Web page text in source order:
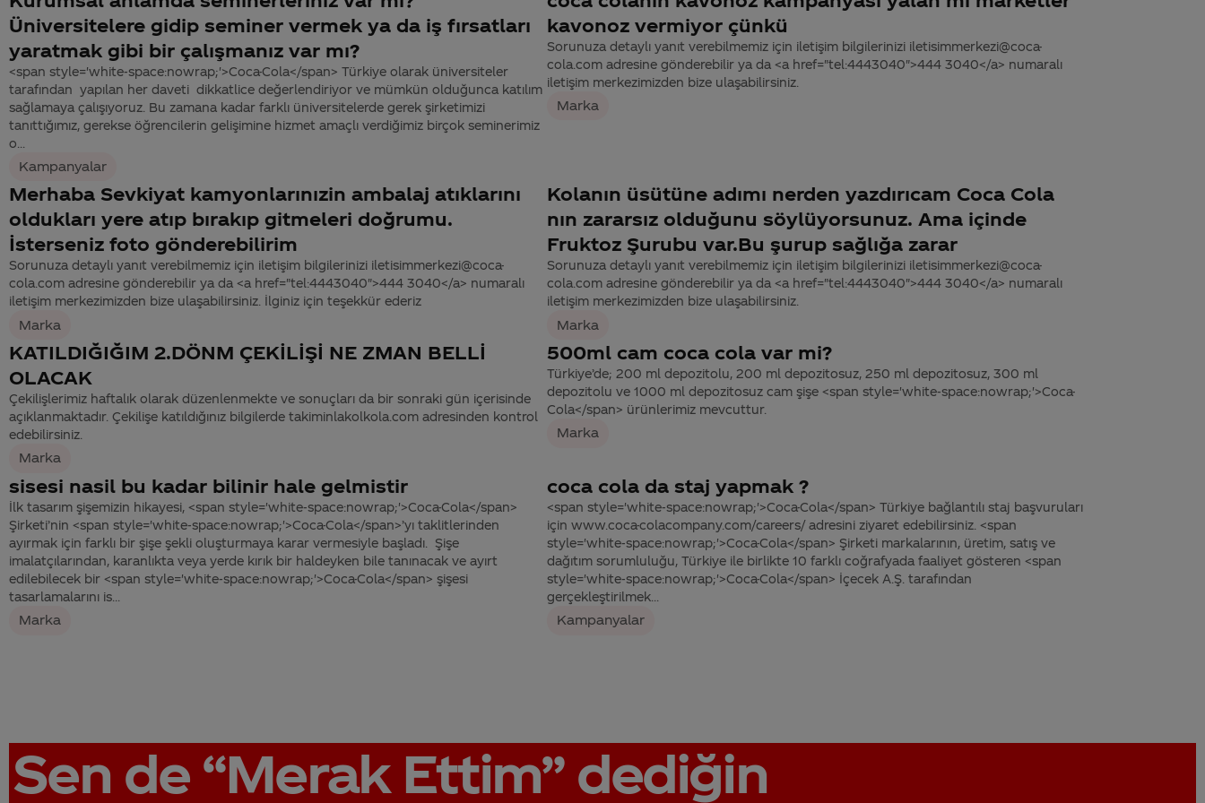
Üniversitelere gidip seminer vermek ya da iş fırsatları
yaratmak gibi bir çalışmanız var mı?
<span style='white-space:nowrap;'>Coca-Cola</span> Türkiye olarak üniversiteler
tarafından yapılan her daveti dikkatlice değerlendiriyor ve mümkün olduğunca katılım
sağlamaya çalışıyoruz. Bu zamana kadar farklı üniversitelerde gerek şirketimizi
tanıttığımız, gerekse öğrencilerin gelişimine hizmet amaçlı verdiğimiz birçok seminerimiz
o...
Kampanyalar
kavonoz vermiyor çünkü
Sorunuza detaylı yanıt verebilmemiz için iletişim bilgilerinizi iletisimmerkezi@coca-
cola.com adresine gönderebilir ya da <a href="tel:4443040">444 3040</a> numaralı
iletişim merkezimizden bize ulaşabilirsiniz.
Marka
Merhaba Sevkiyat kamyonlarınızin ambalaj atıklarını
oldukları yere atıp bırakıp gitmeleri doğrumu.
İsterseniz foto gönderebilirim
Sorunuza detaylı yanıt verebilmemiz için iletişim bilgilerinizi iletisimmerkezi@coca-
cola.com adresine gönderebilir ya da <a href="tel:4443040">444 3040</a> numaralı
iletişim merkezimizden bize ulaşabilirsiniz. İlginiz için teşekkür ederiz
Marka
Kolanın üsütüne adımı nerden yazdırıcam Coca Cola
nın zararsız olduğunu söylüyorsunuz. Ama içinde
Fruktoz Şurubu var.Bu şurup sağlığa zarar
Sorunuza detaylı yanıt verebilmemiz için iletişim bilgilerinizi iletisimmerkezi@coca-
cola.com adresine gönderebilir ya da <a href="tel:4443040">444 3040</a> numaralı
iletişim merkezimizden bize ulaşabilirsiniz.
Marka
KATILDIĞIĞIM 2.DÖNM ÇEKİLİŞİ NE ZMAN BELLİ
OLACAK
Çekilişlerimiz haftalık olarak düzenlenmekte ve sonuçları da bir sonraki gün içerisinde
açıklanmaktadır. Çekilişe katıldığınız bilgilerde takiminlakolkola.com adresinden kontrol
edebilirsiniz.
Marka
500ml cam coca cola var mi?
Türkiye’de; 200 ml depozitolu, 200 ml depozitosuz, 250 ml depozitosuz, 300 ml
depozitolu ve 1000 ml depozitosuz cam şişe <span style='white-space:nowrap;'>Coca-
Cola</span> ürünlerimiz mevcuttur.
Marka
sisesi nasil bu kadar bilinir hale gelmistir
İlk tasarım şişemizin hikayesi, <span style='white-space:nowrap;'>Coca-Cola</span>
Şirketi’nin <span style='white-space:nowrap;'>Coca-Cola</span>’yı taklitlerinden
ayırmak için farklı bir şişe şekli oluşturmaya karar vermesiyle başladı. Şişe
imalatçılarından, karanlıkta veya yerde kırık bir haldeyken bile tanınacak ve ayırt
edilebilecek bir <span style='white-space:nowrap;'>Coca-Cola</span> şişesi
tasarlamalarını is...
Marka
coca cola da staj yapmak ?
<span style='white-space:nowrap;'>Coca-Cola</span> Türkiye bağlantılı staj başvuruları
için www.coca-colacompany.com/careers/ adresini ziyaret edebilirsiniz. <span
style='white-space:nowrap;'>Coca-Cola</span> Şirketi markalarının, üretim, satış ve
dağıtım sorumluluğu, Türkiye ile birlikte 10 farklı coğrafyada faaliyet gösteren <span
style='white-space:nowrap;'>Coca-Cola</span> İçecek A.Ş. tarafından
gerçekleştirilmek...
Kampanyalar
Sen de “Merak Ettim”dediğin